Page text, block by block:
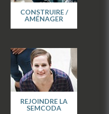
CONSTRUIRE /
AMÉNAGER
REJOINDRE LA
SEMCODA